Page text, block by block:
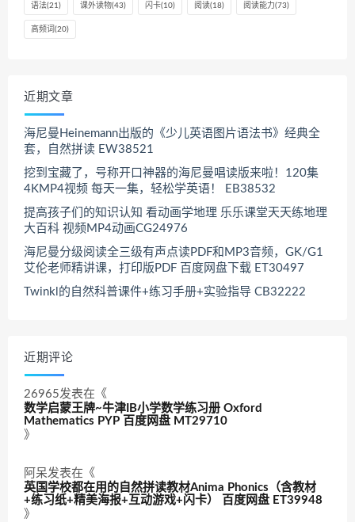
语法(21) 课外读物(43) 闪卡(10) 阅读(18) 阅读能力 (73)
高频词 (20)
近期文章
海尼曼Heinemann出版的《少儿英语图片语法书》经典全
套，自然拼读 EW38521
挖到宝藏了，号称开口神器的海尼曼唱读版来啦！120集
4KMP4视频 每天一集，轻松学英语！ EB38532
提高孩子们的知识认知 看动画学地理 乐乐课堂天天练地理
大百科 视频MP4动画CG24976
海尼曼分级阅读全三级有声点读PDF和MP3音频，GK/G1
艾伦老师精讲课，打印版PDF 百度网盘下载 ET30497
Twinkl的自然科普课件+练习手册+实验指导 CB32222
近期评论
26965发表在《
数学启蒙王牌~牛津IB小学数学练习册 Oxford
Mathematics PYP 百度网盘 MT29710
》
阿呆发表在《
英国学校都在用的自然拼读教材Anima Phonics（含教材
+练习纸+精美海报+互动游戏+闪卡） 百度网盘 ET39948
》